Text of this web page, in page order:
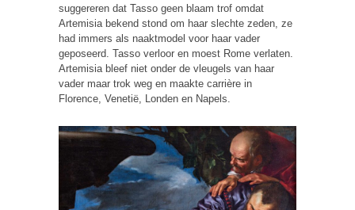
suggereren dat Tasso geen blaam trof omdat
Artemisia bekend stond om haar slechte zeden, ze
had immers als naaktmodel voor haar vader
geposeerd. Tasso verloor en moest Rome verlaten.
Artemisia bleef niet onder de vleugels van haar
vader maar trok weg en maakte carrière in
Florence, Venetië, Londen en Napels.